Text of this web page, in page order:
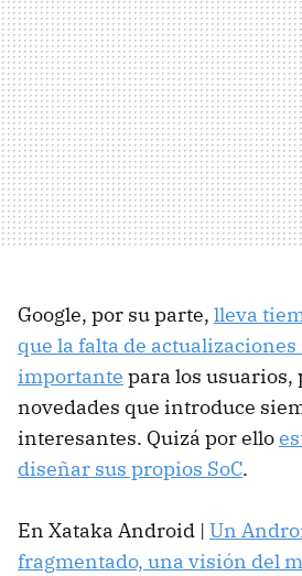
Google, por su parte, lleva
que la falta de actualizaciones
importante para los usuarios,
novedades que introduce
interesantes. Quizá por ello
diseñar sus propios SoC.
En Xataka Android | Un
fragmentado, una visión del